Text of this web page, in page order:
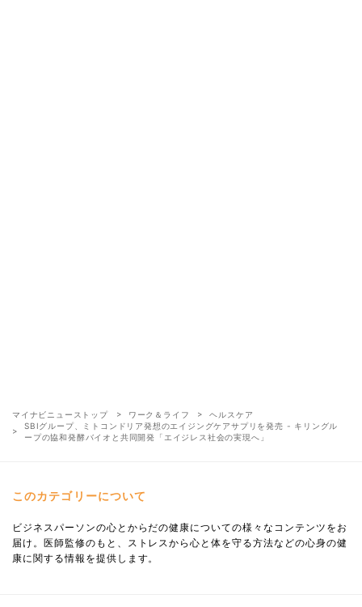
マイナビニューストップ ワーク＆ライフ
ヘルスケア
SBIグループ、ミトコンドリア発想のエイジングケアサプリを発売 - キリングル
ープの協和発酵バイオと共同開発「エイジレス社会の実現へ」
このカテゴリーについて
ビジネスパーソンの心とからだの健康についての様々なコンテンツをお
届け。医師監修のもと、ストレスから心と体を守る方法などの心身の健
康に関する情報を提供します。